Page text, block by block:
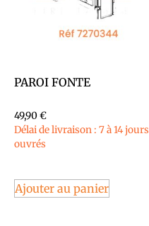
PAROI FONTE
49,90€
Délai de livraison : 7 à 14 jours
ouvrés
Ajouter au panier